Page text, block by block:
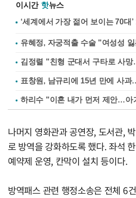
이시간 핫뉴스
유혜정, 자궁적출 수술 "여성성
김정렬 "친형 군대서 구타로 사
표창원, 남규리에 15년 만에 사
하리수 "이혼 내가 먼저 제안…아
나머지 영화관과 공연장, 도서관,
로 방역을 강화하도록 했다. 좌석
예약제 운영, 칸막이 설치 등이다.
방역패스 관련 행정소송은 전체 6